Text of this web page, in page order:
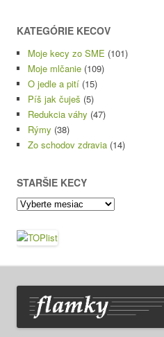
KATEGÓRIE KECOV
Moje kecy zo SME (101)
Moje mlčanie (109)
O jedle a pití (15)
Píš jak čuješ (5)
Redukcia váhy (47)
Rýmy (38)
Zo schodov zdravia (14)
STARŠIE KECY
Staršie
kecy